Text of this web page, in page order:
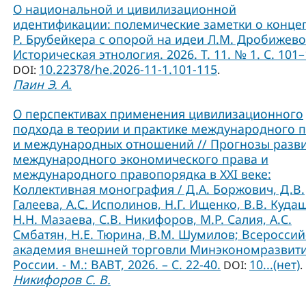
О национальной и цивилизационной
идентификации: полемические заметки о
Р. Брубейкера с опорой на идеи Л.М.
Историческая этнология. 2026. Т. 11. № 1. С.
DOI: 10.22378/he.2026-11-1.101-115.
Паин Э. А.
О перспективах применения цивилизационного
подхода в теории и практике международного
и международных отношений // Прогнозы
международного экономического права и
международного правопорядка в XXI веке:
Коллективная монография / Д.А. Боржович, Д.В.
Галеева, А.С. Исполинов, Н.Г. Ищенко, В.В.
Н.Н. Мазаева, С.В. Никифоров, М.Р. Салия, А.С.
Смбатян, Н.Е. Тюрина, В.М. Шумилов;
академия внешней торговли
России. - М.: ВАВТ, 2026. – С. 22-40. DOI: 10...(нет).
Никифоров С. В.